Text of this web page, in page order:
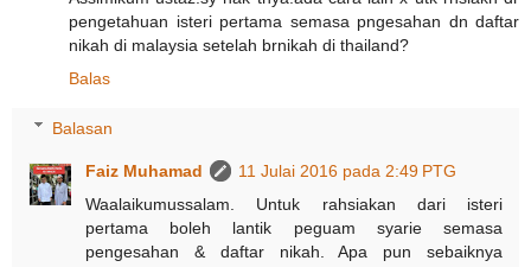
pengetahuan isteri pertama semasa pngesahan dn daftar
nikah di malaysia setelah brnikah di thailand?
Balas
Balasan
Faiz Muhamad
11 Julai 2016 pada 2:49 PTG
Waalaikumussalam. Untuk rahsiakan dari isteri
pertama boleh lantik peguam syarie semasa
pengesahan & daftar nikah. Apa pun sebaiknya